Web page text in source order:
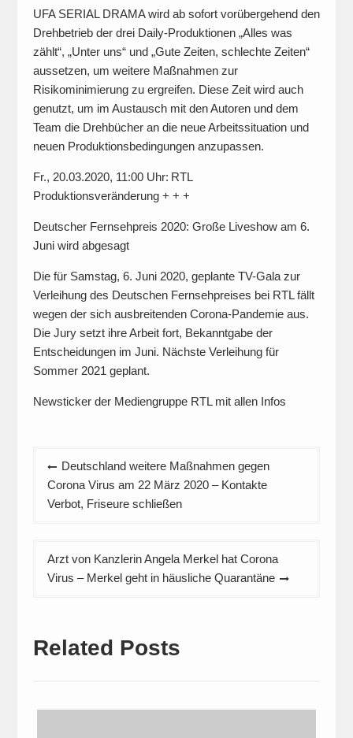
UFA SERIAL DRAMA wird ab sofort vorübergehend den
Drehbetrieb der drei Daily-Produktionen „Alles was
zählt“, „Unter uns“ und „Gute Zeiten, schlechte Zeiten“
aussetzen, um weitere Maßnahmen zur
Risikominimierung zu ergreifen. Diese Zeit wird auch
genutzt, um im Austausch mit den Autoren und dem
Team die Drehbücher an die neue Arbeitssituation und
neuen Produktionsbedingungen anzupassen.
Fr., 20.03.2020, 11:00 Uhr: RTL
Produktionsveränderung + + +
Deutscher Fernsehpreis 2020: Große Liveshow am 6.
Juni wird abgesagt
Die für Samstag, 6. Juni 2020, geplante TV-Gala zur
Verleihung des Deutschen Fernsehpreises bei RTL fällt
wegen der sich ausbreitenden Corona-Pandemie aus.
Die Jury setzt ihre Arbeit fort, Bekanntgabe der
Entscheidungen im Juni. Nächste Verleihung für
Sommer 2021 geplant.
Newsticker der Mediengruppe RTL mit allen Infos
Beitragsnavigation
Deutschland weitere Maßnahmen gegen
Corona Virus am 22 März 2020 – Kontakte
Verbot, Friseure schließen
Arzt von Kanzlerin Angela Merkel hat Corona
Virus – Merkel geht in häusliche Quarantäne
Related Posts